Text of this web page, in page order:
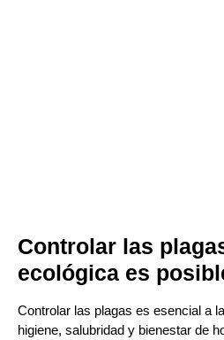
Controlar las
ecológica es
Controlar las plagas es esencial a
higiene, salubridad y bienestar de